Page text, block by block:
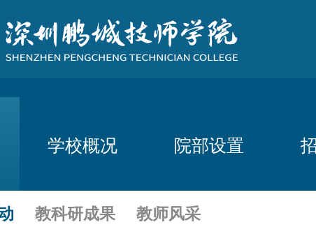
学校概况 院部设置
教科研成果 教师风采